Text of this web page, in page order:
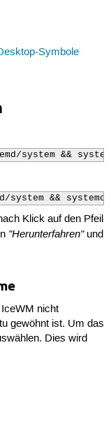
Symbole
system &&
system &&
Klick auf den Pfeil
"Herunterfahren"und
nicht
gewöhnt ist. Um das
Dies wird